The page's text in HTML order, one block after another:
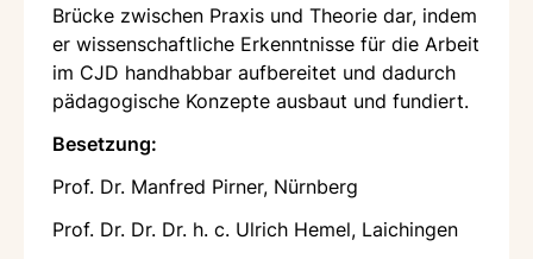
Brücke zwischen Praxis und Theorie dar, indem
er wissenschaftliche Erkenntnisse für die Arbeit
im CJD handhabbar aufbereitet und dadurch
pädagogische Konzepte ausbaut und fundiert.
Besetzung:
Prof. Dr. Manfred Pirner, Nürnberg
Prof. Dr. Dr. Dr. h. c. Ulrich Hemel, Laichingen